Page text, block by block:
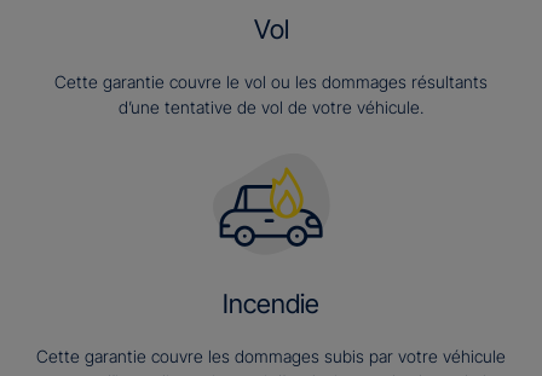
Vol
Cette garantie couvre le vol ou les dommages résultants
d’une tentative de vol de votre véhicule.
Incendie
Cette garantie couvre les dommages subis par votre véhicule